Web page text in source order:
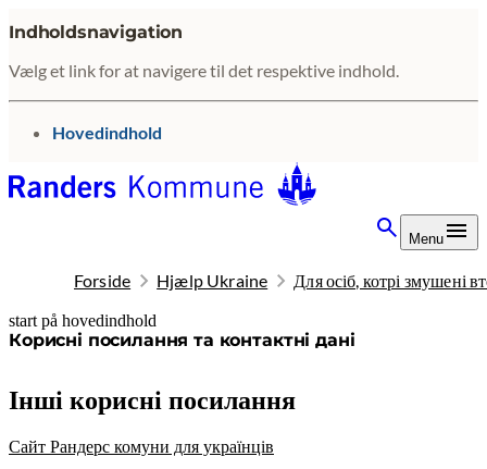
Indholdsnavigation
Vælg et link for at navigere til det respektive indhold.
gå til
Hovedindhold
Menu
Forside Hjælp Ukraine Для осіб, котрі змушені
start på hovedindhold
Корисні посилання та контактні дані
senest opdateret 13. marts 2026
Інші корисні посилання
Сайт Рандерс комуни для українців